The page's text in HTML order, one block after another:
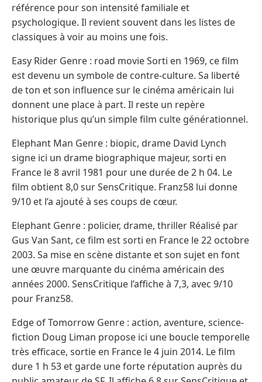
référence pour son intensité familiale et
psychologique. Il revient souvent dans les listes de
classiques à voir au moins une fois.
Easy Rider Genre : road movie Sorti en 1969, ce film
est devenu un symbole de contre-culture. Sa liberté
de ton et son influence sur le cinéma américain lui
donnent une place à part. Il reste un repère
historique plus qu’un simple film culte générationnel.
Elephant Man Genre : biopic, drame David Lynch
signe ici un drame biographique majeur, sorti en
France le 8 avril 1981 pour une durée de 2 h 04. Le
film obtient 8,0 sur SensCritique. Franz58 lui donne
9/10 et l’a ajouté à ses coups de cœur.
Elephant Genre : policier, drame, thriller Réalisé par
Gus Van Sant, ce film est sorti en France le 22 octobre
2003. Sa mise en scène distante et son sujet en font
une œuvre marquante du cinéma américain des
années 2000. SensCritique l’affiche à 7,3, avec 9/10
pour Franz58.
Edge of Tomorrow Genre : action, aventure, science-
fiction Doug Liman propose ici une boucle temporelle
très efficace, sortie en France le 4 juin 2014. Le film
dure 1 h 53 et garde une forte réputation auprès du